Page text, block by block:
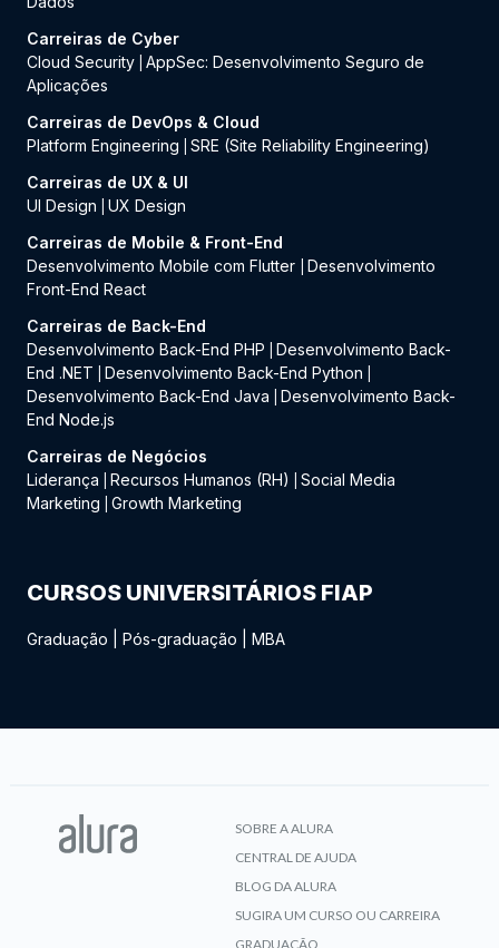
Carreiras de Cyber
Cloud Security AppSec: Desenvolvimento Seguro de
Aplicações
Carreiras de DevOps & Cloud
Platform Engineering
SRE (Site Reliability Engineering)
Carreiras de UX & UI
UI Design
UX Design
Carreiras de Mobile & Front-End
Desenvolvimento Mobile com Flutter
Desenvolvimento
Front-End React
Carreiras de Back-End
Desenvolvimento Back-End PHP
Desenvolvimento Back-
End .NET
Desenvolvimento Back-End Python
Desenvolvimento Back-End Java
Desenvolvimento Back-
End Node.js
Carreiras de Negócios
Liderança
Recursos Humanos (RH)
Social Media
Marketing
Growth Marketing
CURSOS UNIVERSITÁRIOS FIAP
Graduação Pós-graduação MBA
SOBRE A ALURA
CENTRAL DE AJUDA
BLOG DA ALURA
SUGIRA UM CURSO OU CARREIRA
GRADUAÇÃO